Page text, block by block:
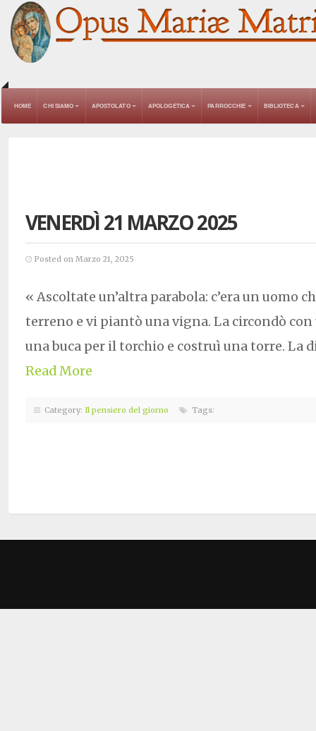
HOME CHI SIAMO APOSTOLATO APOLOGETICA PARROCCHIE BIBLIOTECA
VENERDÌ 21 MARZO 2025
Posted on Marzo 21, 2025
« Ascoltate un’altra parabola: c’era un uomo
terreno e vi piantò una vigna. La circondò con
una buca per il torchio e costruì una torre. La
Read More
Category: Il pensiero del giorno Tags: